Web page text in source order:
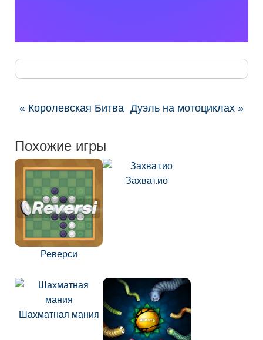
« Королевская Битва Дуэль на мотоциклах »
Похожие игры
Реверси
Захват.ио
Шахматная мания